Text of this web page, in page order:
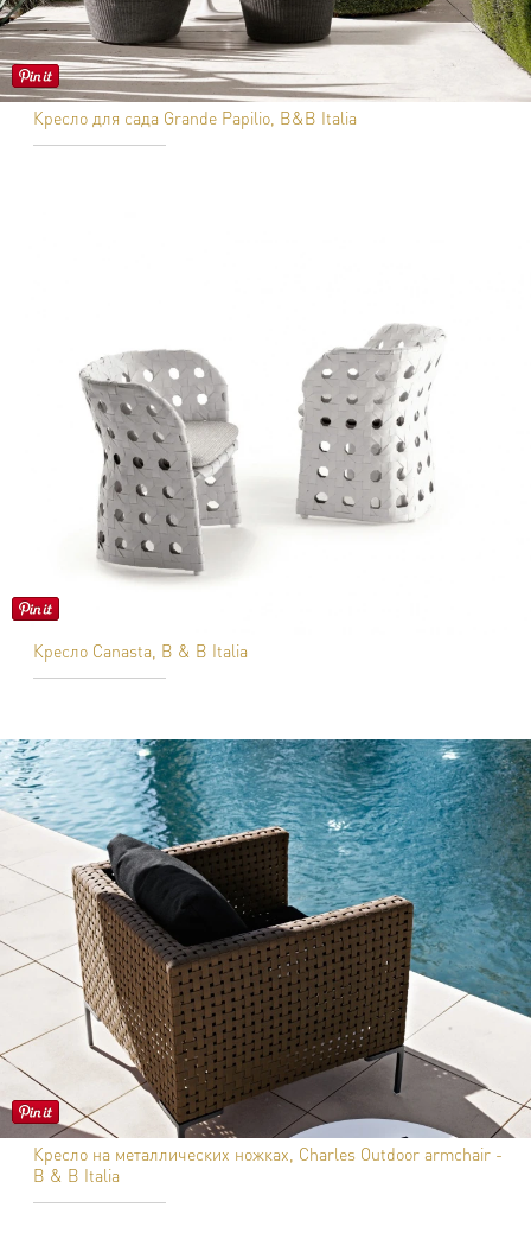
Кресло для сада Grande Papilio, B&B Italia
Кресло Canasta, B & B Italia
Кресло на металлических ножках, Charles Outdoor armchair -
B & B Italia